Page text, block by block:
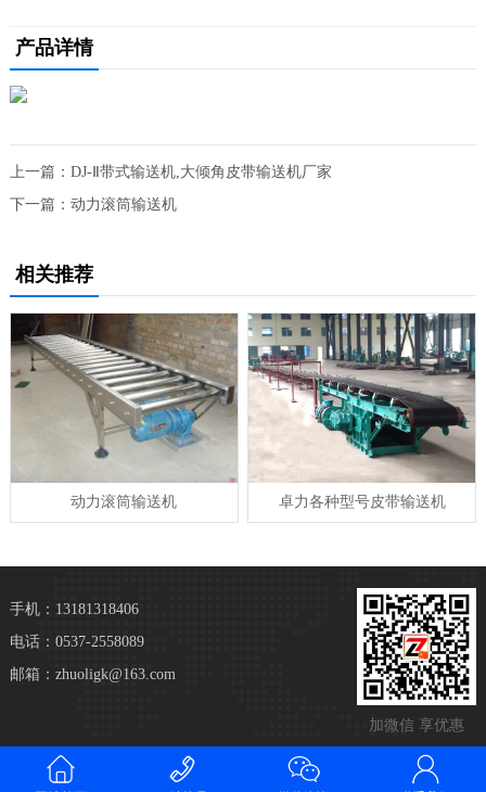
产品详情
上一篇： DJ-Ⅱ带式输送机,大倾角皮带输送机厂家
下一篇： 动力滚筒输送机
相关推荐
动力滚筒输送机 卓力各种型号皮带输送机
加微信 享优惠
手机：13181318406
电话：0537-2558089
邮箱：zhuoligk@163.com